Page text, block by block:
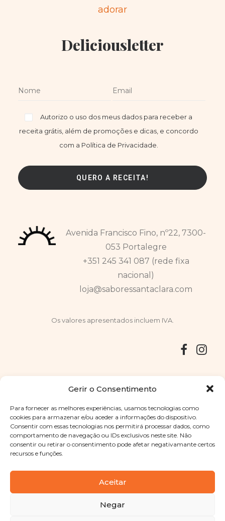
Gerir o Consentimento
Para fornecer as melhores experiências, usamos tecnologias como
cookies para armazenar e/ou aceder a informações do dispositivo.
Consentir com essas tecnologias nos permitirá processar dados, como
comportamento de navegação ou IDs exclusivos neste site. Não
consentir ou retirar o consentimento pode afetar negativamante certos
recursos e funções.
Aceitar
Negar
adorar
Deliciousletter
Autorizo o uso dos meus dados para receber a
receita grátis, além de promoções e dicas, e concordo
com a Política de Privacidade.
Avenida Francisco Fino, nº22, 7300-
053 Portalegre
+351 245 341 087 (rede fixa
nacional)
loja@saboressantaclara.com
Os valores apresentados incluem IVA.
Copyright © 2025 Sabores Santa Clara
. Todos os direitos
reservadosPolítica de Privacidade |Termos e condições
Designed byShift Your Branding Agency